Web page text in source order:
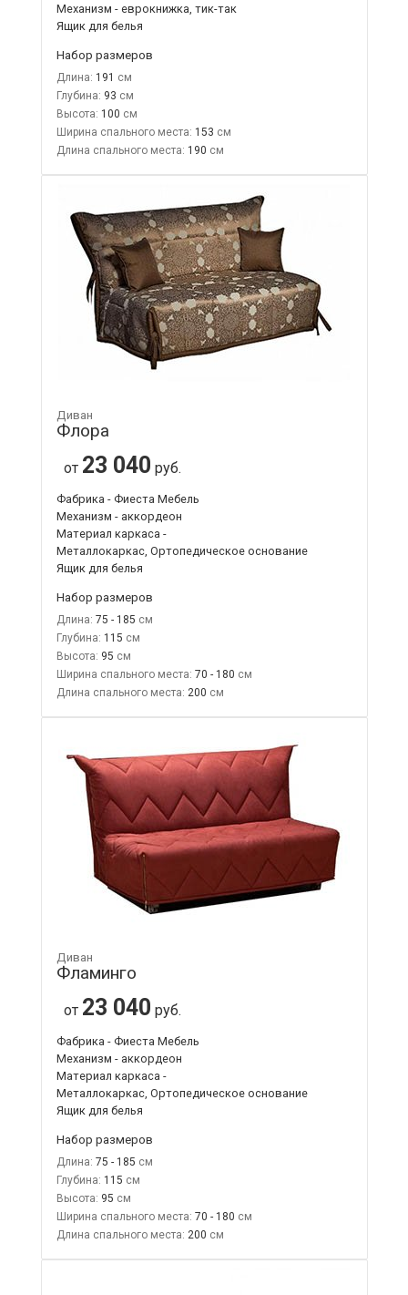
Механизм - еврокнижка, тик-так
Ящик для белья
Набор размеров
Длина: 191
Глубина: 93
Высота: 100
Ширина спального места: 153
Длина спального места: 190
Диван
Флора
от 23 040 руб.
Фабрика - Фиеста Мебель
Механизм - аккордеон
Материал каркаса -
Металлокаркас, Ортопедическое основание
Ящик для белья
Набор размеров
Длина: 75 - 185
Глубина: 115
Высота: 95
Ширина спального места: 70 - 180
Длина спального места: 200
Диван
Фламинго
от 23 040 руб.
Фабрика - Фиеста Мебель
Механизм - аккордеон
Материал каркаса -
Металлокаркас, Ортопедическое основание
Ящик для белья
Набор размеров
Длина: 75 - 185
Глубина: 115
Высота: 95
Ширина спального места: 70 - 180
Длина спального места: 200